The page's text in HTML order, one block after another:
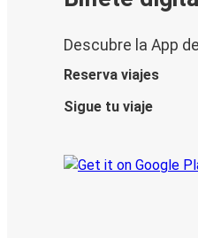
Descubre la App
Reserva viajes
Sigue tu viaje